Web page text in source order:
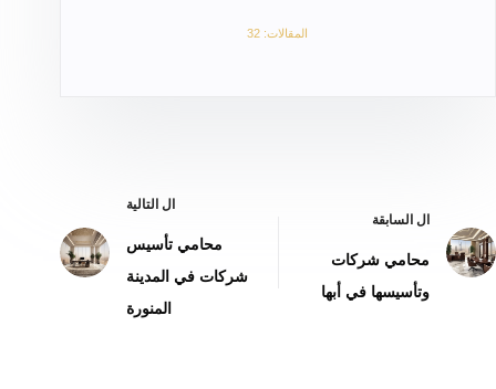
المقالات: 32
ال السابقة
محامي شركات
وتأسيسها في أبها
ال التالية
محامي تأسيس
شركات في المدينة
المنورة